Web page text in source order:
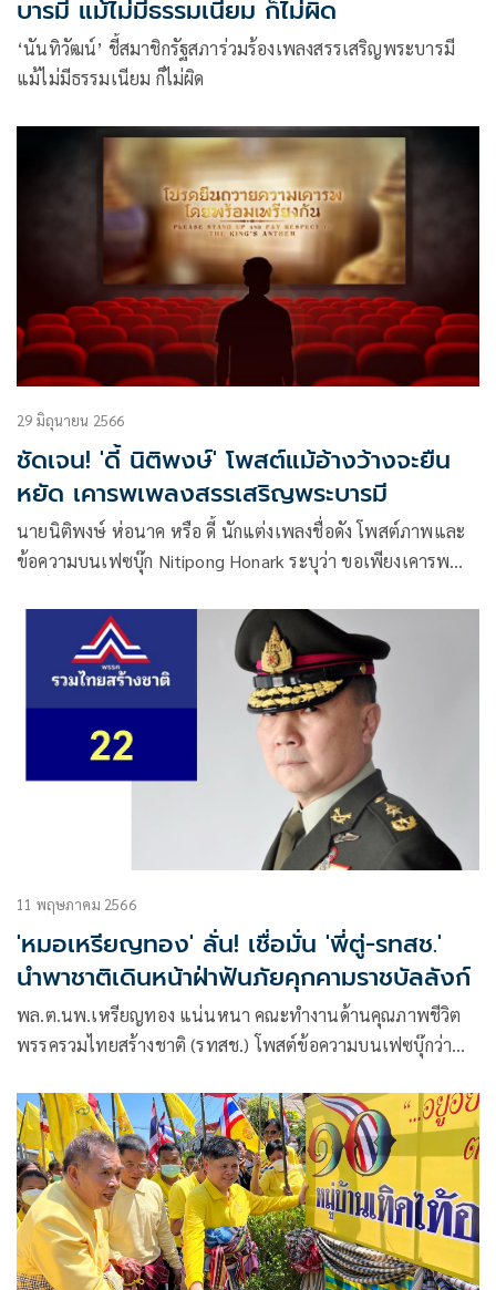
บารมี แม้ไม่มีธรรมเนียม ก็ไม่ผิด
‘นันทิวัฒน์’ ชี้สมาชิกรัฐสภาร่วมร้องเพลงสรรเสริญพระบารมี
แม้ไม่มีธรรมเนียม ก็ไม่ผิด
29 มิถุนายน 2566
ชัดเจน! 'ดี้ นิติพงษ์' โพสต์แม้อ้างว้างจะยืน
หยัด เคารพเพลงสรรเสริญพระบารมี
นายนิติพงษ์ ห่อนาค หรือ ดี้ นักแต่งเพลงชื่อดัง โพสต์ภาพและ
ข้อความบนเฟซบุ๊ก Nitipong Honark ระบุว่า ขอเพียงเคารพ
11 พฤษภาคม 2566
'หมอเหรียญทอง' ลั่น! เชื่อมั่น 'พี่ตู่-รทสช.'
นำพาชาติเดินหน้าฝ่าฟันภัยคุกคามราชบัลลังก์
พล.ต.นพ.เหรียญทอง แน่นหนา คณะทำงานด้านคุณภาพชีวิต
พรรครวมไทยสร้างชาติ (รทสช.) โพสต์ข้อความบนเฟซบุ๊กว่า
แผ่นดิน ผมจะขึ้นปราศรัยใหญ่ครั้งสุดท้ายกับพรรครวมไทยสร้าง
ชาติ